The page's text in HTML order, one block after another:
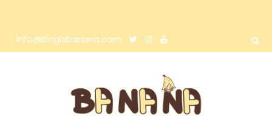
info@bloglabanana.com